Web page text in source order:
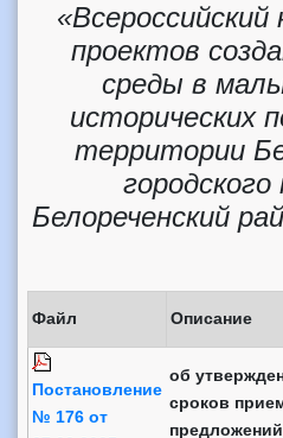
«Всероссийский
проектов
среды в
исторических
территории
городского
Белореченский
Файл Описание
Постановление
№ 176 от
об
сроков
предложений